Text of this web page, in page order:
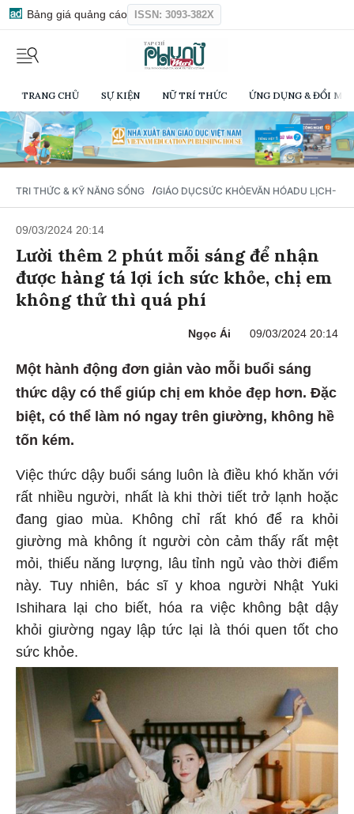
Bảng giá quảng cáo ISSN: 3093-382X
TRANG CHỦ SỰ KIỆN NỮ TRÍ THỨC ỨNG DỤNG & ĐỔI
TRI THỨC & KỸ NĂNG SỐNG /GIÁO DỤCSỨC KHỎEVĂN HÓADU LỊCH-
09/03/2024 20:14
Lười thêm 2 phút mỗi sáng để nhận
được hàng tá lợi ích sức khỏe, chị em
không thử thì quá phí
Ngọc Ái 09/03/2024 20:14
Một hành động đơn giản vào mỗi buổi sáng
thức dậy có thể giúp chị em khỏe đẹp hơn. Đặc
biệt, có thể làm nó ngay trên giường, không hề
tốn kém.
Việc thức dậy buổi sáng luôn là điều khó khăn với
rất nhiều người, nhất là khi thời tiết trở lạnh hoặc
đang giao mùa. Không chỉ rất khó để ra khỏi
giường mà không ít người còn cảm thấy rất mệt
mỏi, thiếu năng lượng, lâu tỉnh ngủ vào thời điểm
này. Tuy nhiên, bác sĩ y khoa người Nhật Yuki
Ishihara lại cho biết, hóa ra việc không bật dậy
khỏi giường ngay lập tức lại là thói quen tốt cho
sức khỏe.